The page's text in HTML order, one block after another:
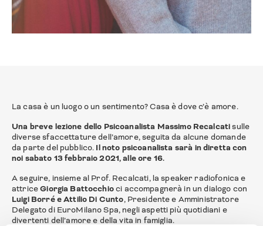
La casa è un luogo o un sentimento? Casa è dove c’è amore.
Una breve lezione dello Psicoanalista Massimo Recalcatisulle
diverse sfaccettature dell’amore, seguita da alcune domande
da parte del pubblico. Il noto psicoanalista sarà in diretta con
noi sabato 13 febbraio 2021, alle ore 16.
A seguire, insieme al Prof. Recalcati, la speaker radiofonica e
attriceGiorgia Battocchioci accompagnerà in un dialogo con
Luigi Borré e Attilio Di Cunto, Presidente e Amministratore
Delegato di EuroMilano Spa, negli aspetti più quotidiani e
divertenti dell’amore e della vita in famiglia.